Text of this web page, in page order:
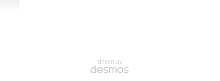
driven av